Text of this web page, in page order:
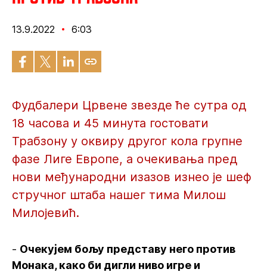
13.9.2022 6:03
Фудбалери Црвене звезде ће сутра од
18 часова и 45 минута гостовати
Трабзону у оквиру другог кола групне
фазе Лиге Европе, а очекивања пред
нови међународни изазов изнео је шеф
стручног штаба нашег тима Милош
Милојевић.
- Очекујем бољу представу него против
Монака, како би дигли ниво игре и